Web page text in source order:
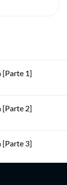
[Parte 1]
[Parte 2]
[Parte 3]
de Materiales